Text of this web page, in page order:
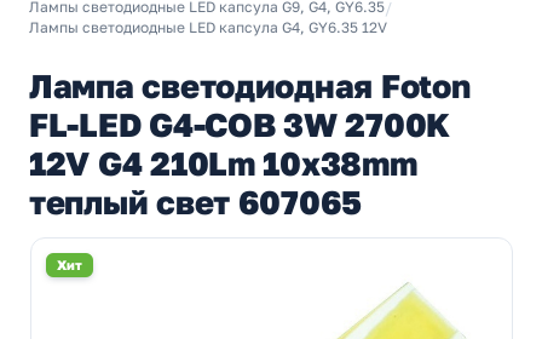
Лампы светодиодные LED капсула G9, G4, GY6.35/
Лампы светодиодные LED капсула G4, GY6.35 12V
Лампа светодиодная Foton
FL-LED G4-COB 3W 2700K
12V G4 210Lm 10х38mm
теплый свет 607065
Хит